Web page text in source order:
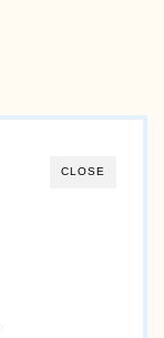
CLOSE